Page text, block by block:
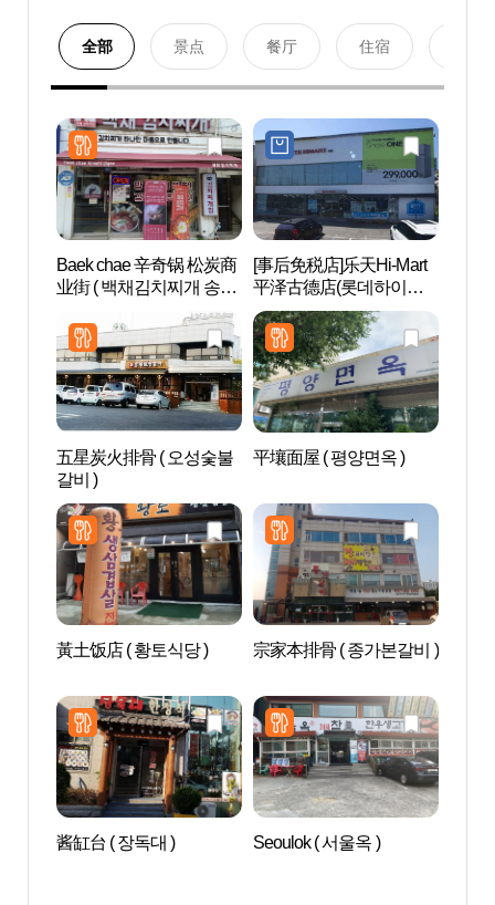
全部 景点 餐厅 住宿
Baek chae 辛奇锅 松炭商
业街 ( 백채김치찌개 송탄
[事后免税店]乐天Hi-Mart
平泽古德店(롯데하이마
트 평택고덕점)
五星炭火排骨 ( 오성숯불
갈비 )
平壤面屋 ( 평양면옥 )
黃土饭店 ( 황토식당 ) 宗家本排骨 ( 종가본갈비 )
酱缸台 ( 장독대 ) Seoulok ( 서울옥 )